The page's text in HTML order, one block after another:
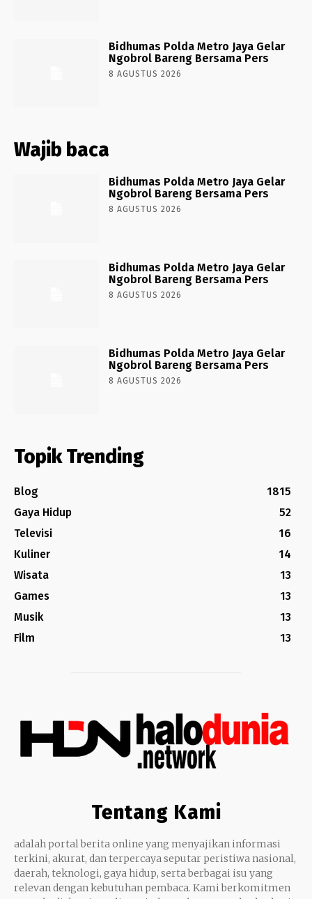
Bidhumas Polda Metro Jaya Gelar
Ngobrol Bareng Bersama Pers
8 AGUSTUS 2026
Wajib baca
Bidhumas Polda Metro Jaya Gelar
Ngobrol Bareng Bersama Pers
8 AGUSTUS 2026
Bidhumas Polda Metro Jaya Gelar
Ngobrol Bareng Bersama Pers
8 AGUSTUS 2026
Bidhumas Polda Metro Jaya Gelar
Ngobrol Bareng Bersama Pers
8 AGUSTUS 2026
Topik Trending
Blog
1815
Gaya Hidup
52
Televisi
16
Kuliner
14
Wisata
13
Games
13
Musik
13
Film
13
Tentang Kami
adalah portal berita online yang menyajikan informasi
terkini, akurat, dan terpercaya seputar peristiwa nasional,
daerah, teknologi, gaya hidup, serta berbagai isu yang
relevan dengan kebutuhan pembaca. Kami berkomitmen